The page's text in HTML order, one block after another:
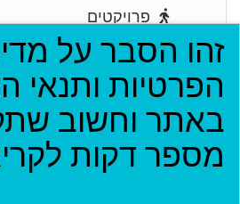
זהו הסבר על
הפרטיות ותנאי
באתר וחשוב
מספר דקות
פרויקטים
ארגונים
בתי עסק